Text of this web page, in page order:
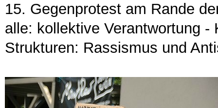
15. Gegenprotest am Rande
alle: kollektive Verantwortung -
Strukturen: Rassismus und